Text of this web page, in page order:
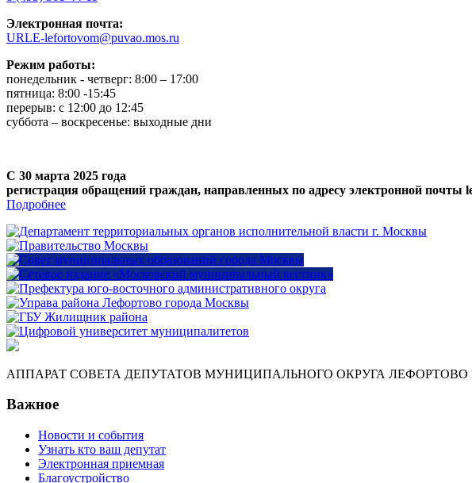
Электронная почта:
URLE-lefortovom@puvao.mos.ru
Режим работы:
понедельник - четверг: 8:00 – 17:00
пятница: 8:00 -15:45
перерыв: с 12:00 до 12:45
суббота – воскресенье: выходные дни
С 30 марта 2025 года
регистрация обращений граждан, направленных по адресу электронной
Подробнее
АППАРАТ СОВЕТА ДЕПУТАТОВ МУНИЦИПАЛЬНОГО ОКРУГА ЛЕФОРТОВО
Важное
Новости и события
Узнать кто ваш депутат
Электронная приемная
Благоустройство